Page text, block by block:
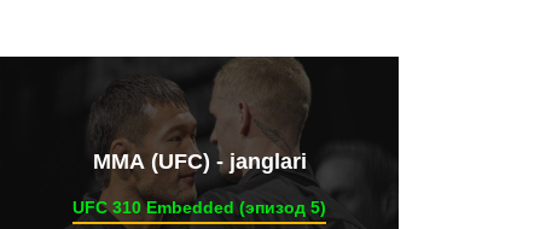
ММА (UFC) - janglari
UFC 310 Embedded (эпизод 5)